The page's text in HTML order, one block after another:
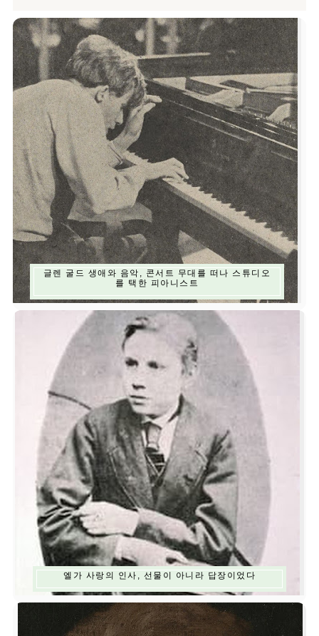
글렌 굴드 생애와 음악, 콘서트 무대를 떠나 스튜디오
를 택한 피아니스트
엘가 사랑의 인사, 선물이 아니라 답장이었다